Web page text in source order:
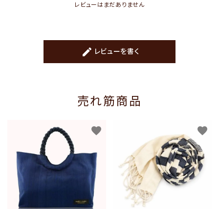
レビューはまだありません
create レビューを書く
売れ筋商品
favorite favorite